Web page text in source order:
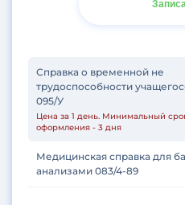
Справка о временной не
трудоспособности
095/У
Цена за 1 день. Минимальный
оформления - 3 дня
Медицинская справка для
анализами 083/4-89